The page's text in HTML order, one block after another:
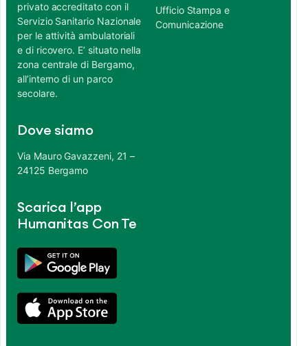
privato accreditato con il
Servizio Sanitario Nazionale
per le attività ambulatoriali
e di ricovero. E’ situato nella
zona centrale di Bergamo,
all’interno di un parco
secolare.
Dove siamo
Via Mauro Gavazzeni, 21 –
24125 Bergamo
Scarica l’app
Humanitas Con Te
Ufficio Stampa e
Comunicazione